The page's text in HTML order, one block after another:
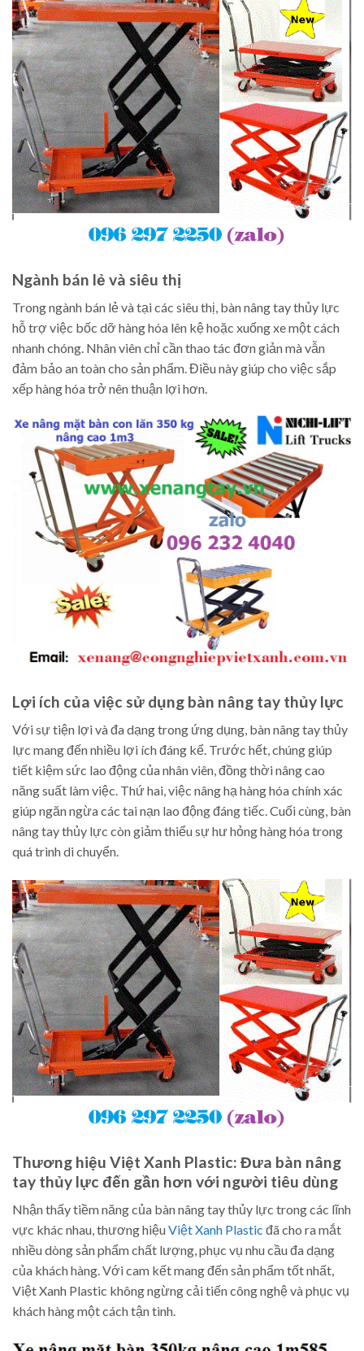
Ngành bán lẻ và siêu thị
Trong ngành bán lẻ và tại các siêu thị, bàn nâng tay thủy lực
hỗ trợ việc bốc dỡ hàng hóa lên kệ hoặc xuống xe một cách
nhanh chóng. Nhân viên chỉ cần thao tác đơn giản mà vẫn
đảm bảo an toàn cho sản phẩm. Điều này giúp cho việc sắp
xếp hàng hóa trở nên thuận lợi hơn.
Lợi ích của việc sử dụng bàn nâng tay thủy lực
Với sự tiện lợi và đa dạng trong ứng dụng, bàn nâng tay thủy
lực mang đến nhiều lợi ích đáng kể. Trước hết, chúng giúp
tiết kiệm sức lao động của nhân viên, đồng thời nâng cao
năng suất làm việc. Thứ hai, việc nâng hạ hàng hóa chính xác
giúp ngăn ngừa các tai nạn lao động đáng tiếc. Cuối cùng, bàn
nâng tay thủy lực còn giảm thiểu sự hư hỏng hàng hóa trong
quá trình di chuyển.
Thương hiệu Việt Xanh Plastic: Đưa bàn nâng
tay thủy lực đến gần hơn với người tiêu dùng
Nhận thấy tiềm năng của bàn nâng tay thủy lực trong các lĩnh
vực khác nhau, thương hiệuViệt Xanh Plastic đã cho ra mắt
nhiều dòng sản phẩm chất lượng, phục vụ nhu cầu đa dạng
của khách hàng. Với cam kết mang đến sản phẩm tốt nhất,
Việt Xanh Plastic không ngừng cải tiến công nghệ và phục vụ
khách hàng một cách tận tình.